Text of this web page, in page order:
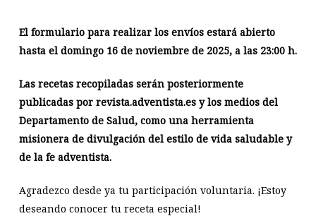
El formulario para realizar los envíos estará abierto
hasta el domingo 16 de noviembre de 2025, a las 23:00 h.
Las recetas recopiladas serán posteriormente
publicadas por revista.adventista.es y los medios del
Departamento de Salud, como una herramienta
misionera de divulgación del estilo de vida saludable y
de la fe adventista.
Agradezco desde ya tu participación voluntaria. ¡Estoy
deseando conocer tu receta especial!